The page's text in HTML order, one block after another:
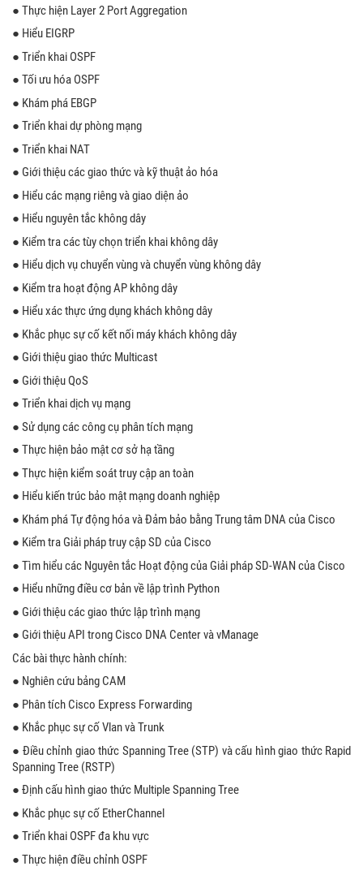
● Thực hiện Layer 2 Port Aggregation
● Hiểu EIGRP
● Triển khai OSPF
● Tối ưu hóa OSPF
● Khám phá EBGP
● Triển khai dự phòng mạng
● Triển khai NAT
● Giới thiệu các giao thức và kỹ thuật ảo hóa
● Hiểu các mạng riêng và giao diện ảo
● Hiểu nguyên tắc không dây
● Kiểm tra các tùy chọn triển khai không dây
● Hiểu dịch vụ chuyển vùng và chuyển vùng không dây
● Kiểm tra hoạt động AP không dây
● Hiểu xác thực ứng dụng khách không dây
● Khắc phục sự cố kết nối máy khách không dây
● Giới thiệu giao thức Multicast
● Giới thiệu QoS
● Triển khai dịch vụ mạng
● Sử dụng các công cụ phân tích mạng
● Thực hiện bảo mật cơ sở hạ tầng
● Thực hiện kiểm soát truy cập an toàn
● Hiểu kiến ​​trúc bảo mật mạng doanh nghiệp
● Khám phá Tự động hóa và Đảm bảo bằng Trung tâm DNA của Cisco
● Kiểm tra Giải pháp truy cập SD của Cisco
● Tìm hiểu các Nguyên tắc Hoạt động của Giải pháp SD-WAN của Cisco
● Hiểu những điều cơ bản về lập trình Python
● Giới thiệu các giao thức lập trình mạng
● Giới thiệu API trong Cisco DNA Center và vManage
Các bài thực hành chính:
● Nghiên cứu bảng CAM
● Phân tích Cisco Express Forwarding
● Khắc phục sự cố Vlan và Trunk
● Điều chỉnh giao thức Spanning Tree (STP) và cấu hình giao thức Rapid
Spanning Tree (RSTP)
● Định cấu hình giao thức Multiple Spanning Tree
● Khắc phục sự cố EtherChannel
● Triển khai OSPF đa khu vực
● Thực hiện điều chỉnh OSPF